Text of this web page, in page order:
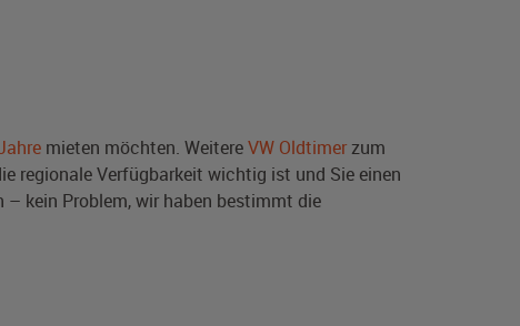
mieten möchten. WeitereVW Oldtimer zum
regionale Verfügbarkeit wichtig ist und Sie einen
– kein Problem, wir haben bestimmt die